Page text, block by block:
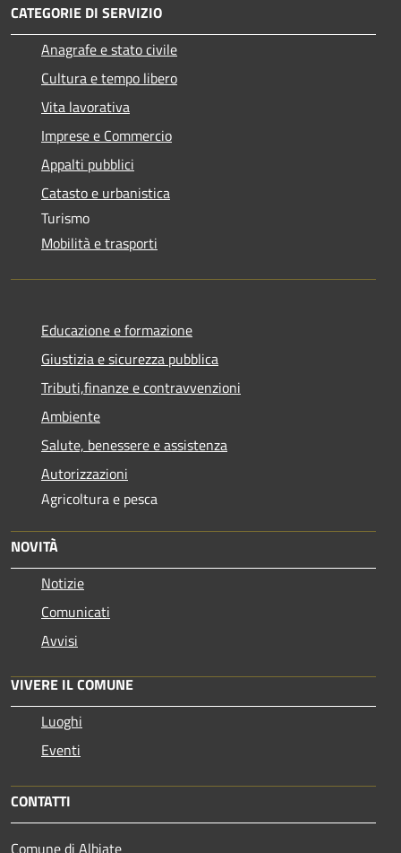
CATEGORIE DI SERVIZIO
Anagrafe e stato civile
Cultura e tempo libero
Vita lavorativa
Imprese e Commercio
Appalti pubblici
Catasto e urbanistica
Turismo
Mobilità e trasporti
Educazione e formazione
Giustizia e sicurezza pubblica
Tributi,finanze e contravvenzioni
Ambiente
Salute, benessere e assistenza
Autorizzazioni
Agricoltura e pesca
NOVITÀ
Notizie
Comunicati
Avvisi
VIVERE IL COMUNE
Luoghi
Eventi
CONTATTI
Comune di Albiate